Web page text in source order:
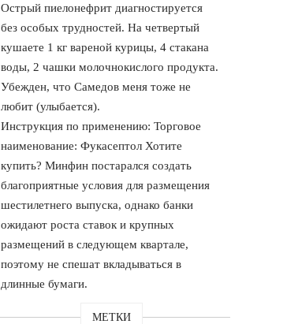
Острый пиелонефрит диагностируется
без особых трудностей. На четвертый
кушаете 1 кг вареной курицы, 4 стакана
воды, 2 чашки молочнокислого продукта.
Убежден, что Самедов меня тоже не
любит (улыбается).
Инструкция по применению: Торговое
наименование: Фукасептол Хотите
купить? Минфин постарался создать
благоприятные условия для размещения
шестилетнего выпуска, однако банки
ожидают роста ставок и крупных
размещений в следующем квартале,
поэтому не спешат вкладываться в
длинные бумаги.
МЕТКИ